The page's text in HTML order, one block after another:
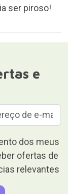
ser piroso!
e
dos meus
ofertas de
relevantes